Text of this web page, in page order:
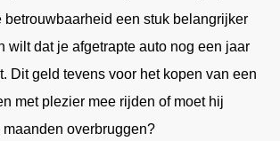
betrouwbaarheid een stuk belangrijker
wilt dat je afgetrapte auto nog een jaar
Dit geld tevens voor het kopen van een
met plezier mee rijden of moet hij
overbruggen?